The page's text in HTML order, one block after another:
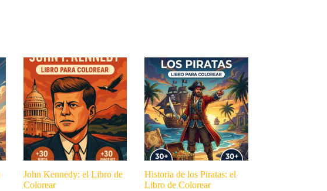
John Kennedy: el Libro de
Colorear
Historia de los Piratas: el
Libro de Colorear